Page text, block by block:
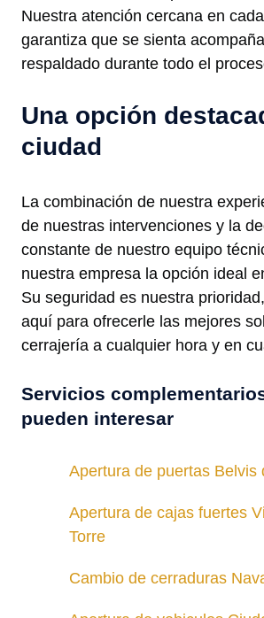
Nuestra atención cercana en
garantiza que se sienta
respaldado durante todo el
Una opción
ciudad
La combinación de nuestra
de nuestras intervenciones y la
constante de nuestro equipo
nuestra empresa la opción ideal
Su seguridad es nuestra
aquí para ofrecerle las mejores
cerrajería a cualquier hora y en
Servicios
pueden interesar
Apertura de puertas Belvis
Apertura de cajas fuertes
Torre
Cambio de cerraduras